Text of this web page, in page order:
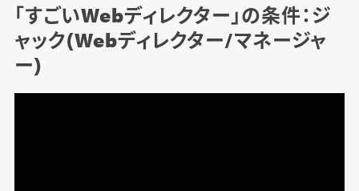
「すごいWebディレクター」の条件：ジ
ャック(Webディレクター/マネージャ
ー)